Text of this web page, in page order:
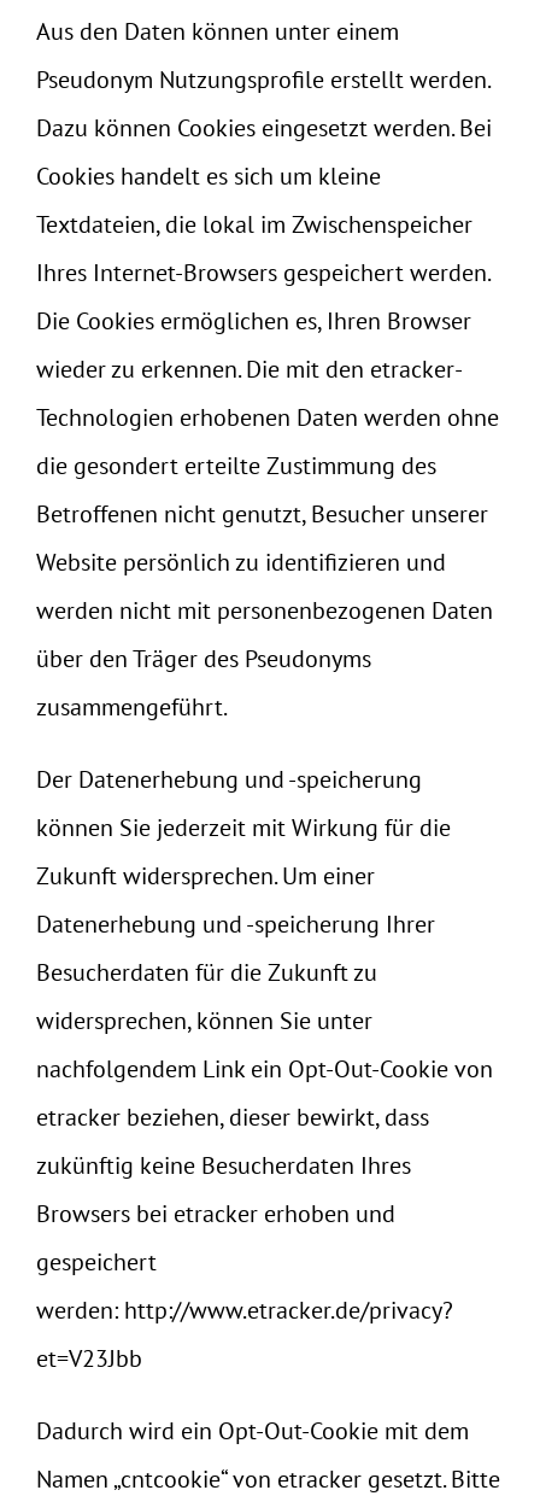
Aus den Daten können unter einem
Pseudonym Nutzungsprofile erstellt werden.
Dazu können Cookies eingesetzt werden. Bei
Cookies handelt es sich um kleine
Textdateien, die lokal im Zwischenspeicher
Ihres Internet-Browsers gespeichert werden.
Die Cookies ermöglichen es, Ihren Browser
wieder zu erkennen. Die mit den etracker-
Technologien erhobenen Daten werden ohne
die gesondert erteilte Zustimmung des
Betroffenen nicht genutzt, Besucher unserer
Website persönlich zu identifizieren und
werden nicht mit personenbezogenen Daten
über den Träger des Pseudonyms
zusammengeführt.
Der Datenerhebung und -speicherung
können Sie jederzeit mit Wirkung für die
Zukunft widersprechen. Um einer
Datenerhebung und -speicherung Ihrer
Besucherdaten für die Zukunft zu
widersprechen, können Sie unter
nachfolgendem Link ein Opt-Out-Cookie von
etracker beziehen, dieser bewirkt, dass
zukünftig keine Besucherdaten Ihres
Browsers bei etracker erhoben und
gespeichert
werden: http://www.etracker.de/privacy?
et=V23Jbb
Dadurch wird ein Opt-Out-Cookie mit dem
Namen „cntcookie“ von etracker gesetzt. Bitte